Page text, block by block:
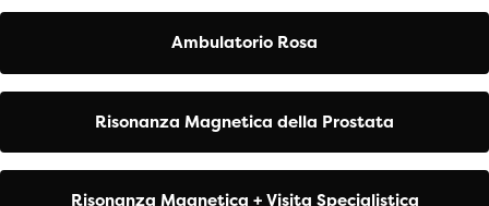
Ambulatorio Rosa
Risonanza Magnetica della Prostata
Risonanza Magnetica + Visita Specialistica